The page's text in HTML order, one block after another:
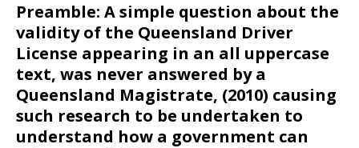
Preamble: A simple question about the
validity of the Queensland Driver
License appearing in an all uppercase
text, was never answered by a
Queensland Magistrate, (2010) causing
such research to be undertaken to
understand how a government can